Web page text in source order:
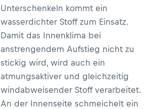
Unterschenkeln kommt ein
wasserdichter Stoff zum Einsatz.
Damit das Innenklima bei
anstrengendem Aufstieg nicht zu
stickig wird, wird auch ein
atmungsaktiver und gleichzeitig
windabweisender Stoff verarbeitet.
An der Innenseite schmeichelt ein